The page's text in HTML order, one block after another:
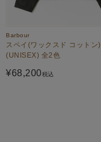
Barbour
スペイ(ワックスド コットン)
(UNISEX) 全2色
¥68,200税込